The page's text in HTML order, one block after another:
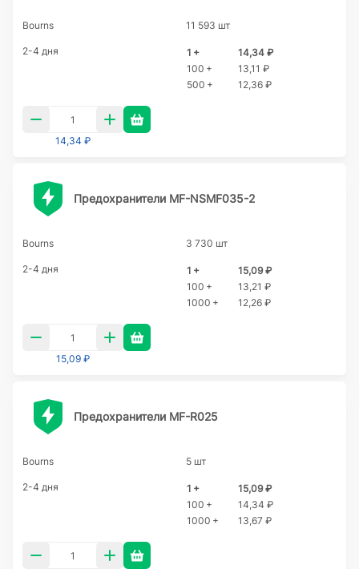
Bourns 11 593 шт
2-4 дня 1 +
14,34 ₽
100 +
13,11 ₽
500 +
12,36 ₽
14,34 ₽
Предохранители MF-NSMF035-2
Bourns 3 730 шт
2-4 дня 1 +
15,09 ₽
100 +
13,21 ₽
1000 +
12,26 ₽
15,09 ₽
Предохранители MF-R025
Bourns 5 шт
2-4 дня 1 +
15,09 ₽
100 +
14,34 ₽
1000 +
13,67 ₽